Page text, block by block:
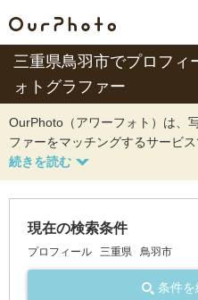
三重県鳥羽市でプロフィ
ォトグラファー
OurPhoto（アワーフォト）は、
ファーをマッチングするサービス
現在の検索条件
プロフィール 三重県 鳥羽市
条件を